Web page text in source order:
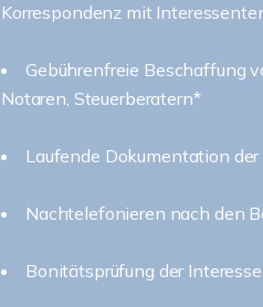
Korrespondenz mit
Gebührenfreie Beschaffung
Notaren, Steuerberatern*
Laufende Dokumentation
Nachtelefonieren nach den
Bonitätsprüfung der